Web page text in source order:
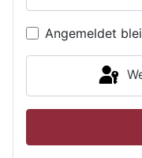
Angemeldet